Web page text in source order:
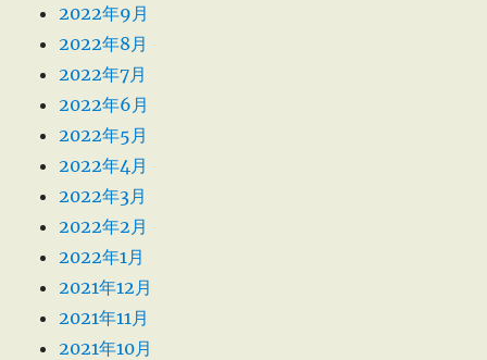
2022年9月
2022年8月
2022年7月
2022年6月
2022年5月
2022年4月
2022年3月
2022年2月
2022年1月
2021年12月
2021年11月
2021年10月